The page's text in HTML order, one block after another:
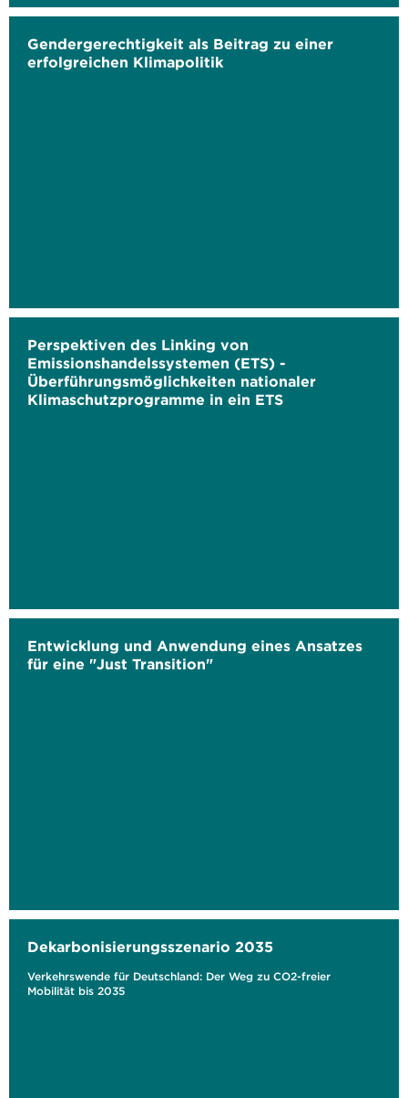
Gendergerechtigkeit als Beitrag zu einer
erfolgreichen Klimapolitik
Perspektiven des Linking von
Emissionshandelssystemen (ETS) -
Überführungsmöglichkeiten nationaler
Klimaschutzprogramme in ein ETS
Entwicklung und Anwendung eines Ansatzes
für eine "Just Transition"
Dekarbonisierungsszenario 2035
Verkehrswende für Deutschland: Der Weg zu CO2-freier
Mobilität bis 2035